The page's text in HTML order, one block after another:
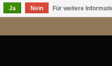
Ja Nein Für weitere